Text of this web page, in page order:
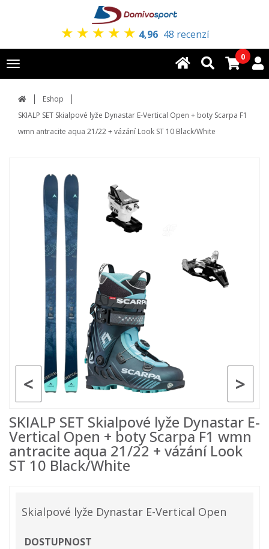
★ ★ ★ ★ ★ 4,96 48 recenzí
Toggle
navigation
0
Eshop
SKIALP SET Skialpové lyže Dynastar E-Vertical Open + boty Scarpa F1
wmn antracite aqua 21/22 + vázání Look ST 10 Black/White
>
<
SKIALP SET Skialpové lyže Dynastar E-
Vertical Open + boty Scarpa F1 wmn
antracite aqua 21/22 + vázání Look
ST 10 Black/White
Skialpové lyže Dynastar E-Vertical Open
DOSTUPNOST